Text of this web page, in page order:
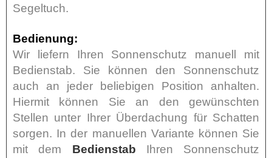
Segeltuch.
Bedienung:
Wir liefern Ihren Sonnenschutz manuell mit
Bedienstab. Sie können den Sonnenschutz
auch an jeder beliebigen Position anhalten.
Hiermit können Sie an den gewünschten
Stellen unter Ihrer Überdachung für Schatten
sorgen. In der manuellen Variante können Sie
mit dem Bedienstab Ihren Sonnenschutz